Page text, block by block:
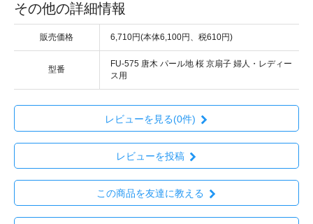
その他の詳細情報
販売価格 6,710円(本体6,100円、税610円)
型番
FU-575 唐木 パール地 桜 京扇子 婦人・レディー
ス用
レビューを見る(0件)
レビューを投稿
この商品を友達に教える